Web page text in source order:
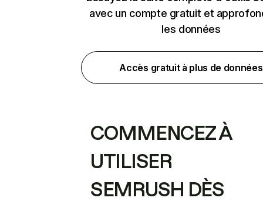
avec un compte gratuit et
les données
Accès gratuit à plus de données
COMMENCEZ À
UTILISER
SEMRUSH DÈS